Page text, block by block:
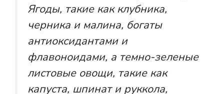
Ягоды, такие как клубника,
черника и малина, богаты
антиоксидантами и
флавоноидами, а темно-зеленые
листовые овощи, такие как
капуста, шпинат и руккола,